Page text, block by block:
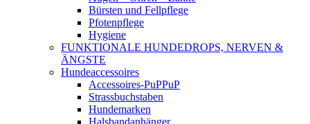
Bürsten und Fellpflege
Pfotenpflege
Hygiene
FUNKTIONALE HUNDEDROPS, NERVEN &
ÄNGSTE
Hundeaccessoires
Accessoires-PuPPuP
Strassbuchstaben
Hundemarken
Halsbandanhänger